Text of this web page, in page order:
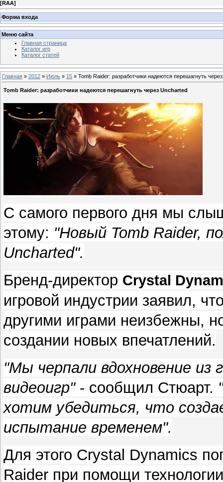
[RAA]
Форма входа
Меню сайта
Главная страница
Каталог игр
Каталог статей
Главная » 2012 » Июль » 15 » Tomb Raider: разработчики надеются перешагнуть
Tomb Raider: разработчики надеются перешагнуть через Uncharted
С самого первого дня мы
этому: "Новый Tomb Raider,
Uncharted".
Бренд-директор Crystal
игровой индустрии заявил,
другими играми неизбежны,
создании новых впечатлений.
"Мы черпали вдохновение из
видеоигр"- сообщил Стюарт.
хотим убедиться, что
испытание временем".
Для этого Crystal Dynamics
Raider при помощи